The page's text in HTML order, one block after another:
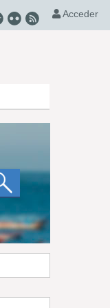
Acceder